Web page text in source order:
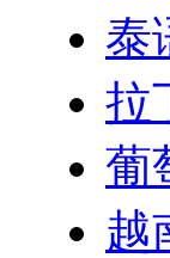
泰
拉
葡
越